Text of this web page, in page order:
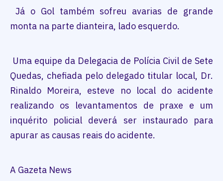
Já o Gol também sofreu avarias de grande
monta na parte dianteira, lado esquerdo.
Uma equipe da Delegacia de Polícia Civil de Sete
Quedas, chefiada pelo delegado titular local, Dr.
Rinaldo Moreira, esteve no local do acidente
realizando os levantamentos de praxe e um
inquérito policial deverá ser instaurado para
apurar as causas reais do acidente.
A Gazeta News